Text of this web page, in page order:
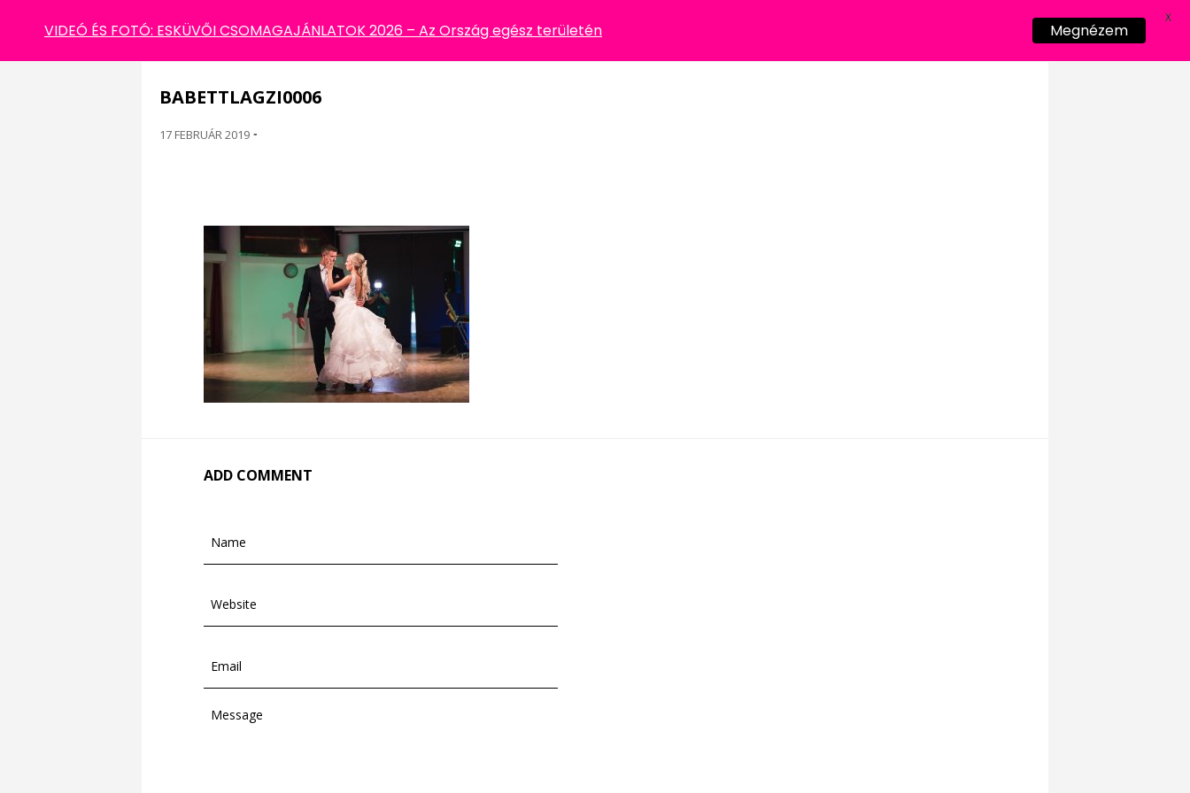
BABETTLAGZI0006
17 FEBRUÁR 2019 -
ADD COMMENT
VIDEÓ ÉS FOTÓ: ESKÜVŐI CSOMAGAJÁNLATOK 2026 – Az Ország egész területén Megnézem
X